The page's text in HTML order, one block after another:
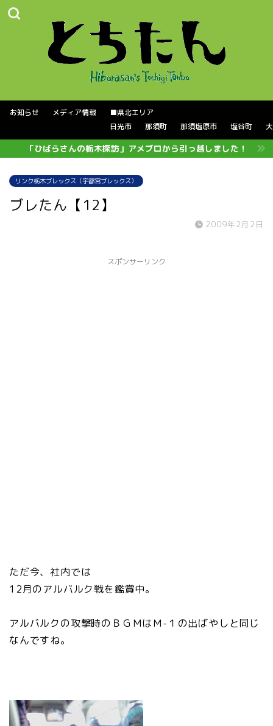
お知らせ メディア情報
■県北エリア
日光市
那須町 那須塩原市 塩谷町
「ひばらさんの栃木探訪」アメブロから引っ越しました！
リンク栃木ブレックス（宇都宮ブレックス）
ブレたん【12】
2009年2月2日
スポンサーリンク
ただ今、社内では
12月のアルバルク戦を鑑賞中。
アルバルクの攻撃時のＢＧＭはＭ-１の出ばやしと同じ
なんですね。